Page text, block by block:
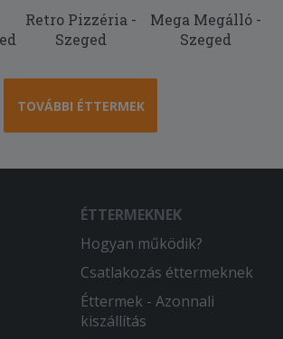
Retro Pizzéria -
Szeged
Mega Megálló -
Szeged
TOVÁBBI ÉTTERMEK
ÉTTERMEKNEK
Hogyan működik?
Csatlakozás éttermeknek
Éttermek - Azonnali
kiszállítás